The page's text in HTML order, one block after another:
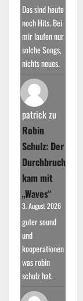
Das sind heute
noch Hits. Bei
mir laufen nur
solche Songs,
nichts neues.
patrickzu
Robin
Schulz: Der
Durchbruch
kam mit
„Waves“
3. August 2026
guter sound
und
kooperationen
was robin
schulz hat.